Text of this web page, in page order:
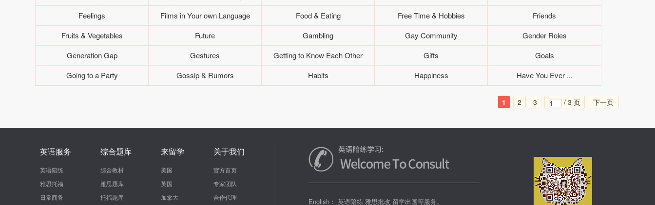
Feelings
Films in Your own Language Food & Eating Free Time & Hobbies
Friends
Fruits & Vegetables
Future Gambling Gay Community
Gender Roles
Generation Gap
Gestures Getting to Know Each Other Gifts
Goals
Going to a Party
Gossip & Rumors Habits Happiness Have You Ever ...
1 2 3 / 3 页 下一页
英语服务
英语陪练
雅思托福
日常商务
综合题库
综合教材
雅思题库
托福题库
来留学
美国
英国
加拿大
关于我们
官方首页
专家团队
合作代理
English： 英语陪练 雅思批改 留学出国等服务。